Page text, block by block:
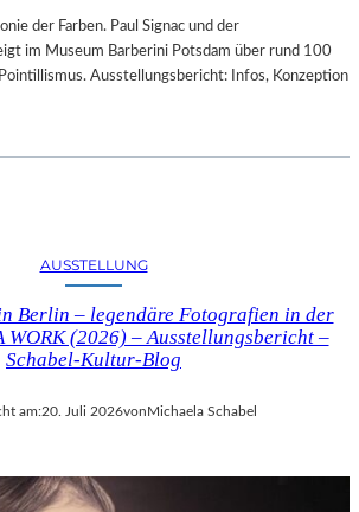
der Farben. Paul Signac und der
im Museum Barberini Potsdam über rund 100
Ausstellungsbericht: Infos, Konzeption
AUSSTELLUNG
Berlin – legendäre Fotografien in der
WORK (2026) – Ausstellungsbericht –
Schabel-Kultur-Blog
am:20. Juli 2026von Michaela Schabel